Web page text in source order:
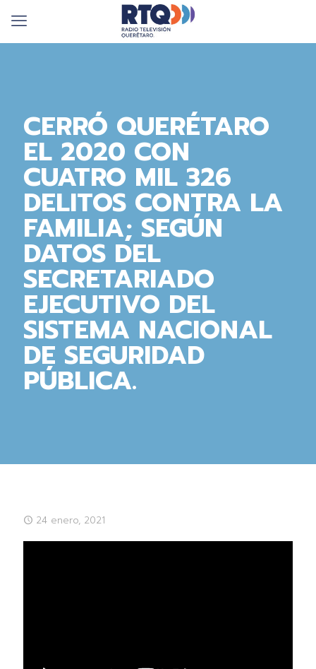
CERRÓ QUERÉTARO
EL 2020 CON
CUATRO MIL 326
DELITOS CONTRA LA
FAMILIA; SEGÚN
DATOS DEL
SECRETARIADO
EJECUTIVO DEL
SISTEMA NACIONAL
DE SEGURIDAD
PÚBLICA.
24 enero, 2021